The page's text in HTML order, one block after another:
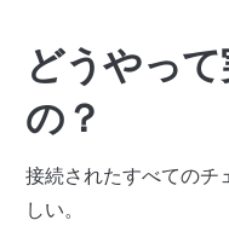
どうやっ
の？
接続されたすべてのチ
しい。